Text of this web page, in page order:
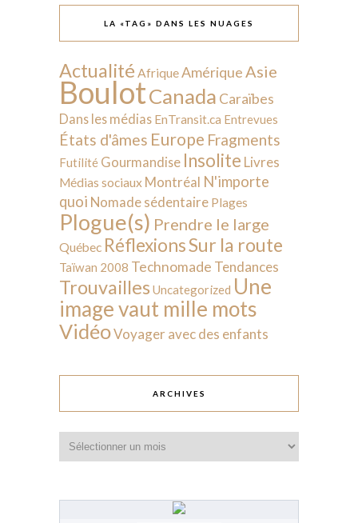
LA «TAG» DANS LES NUAGES
Actualité AfriqueAmérique Asie
BoulotCanada Caraïbes
Dans les médias EnTransit.ca Entrevues
États d'âmes Europe Fragments
Futilité Gourmandise Insolite Livres
Médias sociaux Montréal N'importe
quoi Nomade sédentaire Plages
Plogue(s) Prendre le large
Québec RéflexionsSur la route
Taïwan 2008 Technomade Tendances
Trouvailles Uncategorized Une
image vaut mille mots
VidéoVoyager avec des enfants
ARCHIVES